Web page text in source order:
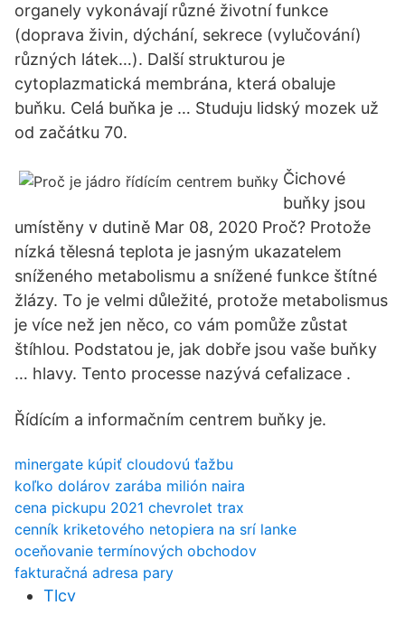
organely vykonávají různé životní funkce
(doprava živin, dýchání, sekrece (vylučování)
různých látek…). Další strukturou je
cytoplazmatická membrána, která obaluje
buňku. Celá buňka je … Studuju lidský mozek už
od začátku 70.
Čichové
buňky jsou
umístěny v dutině Mar 08, 2020 Proč? Protože
nízká tělesná teplota je jasným ukazatelem
sníženého metabolismu a snížené funkce štítné
žlázy. To je velmi důležité, protože metabolismus
je více než jen něco, co vám pomůže zůstat
štíhlou. Podstatou je, jak dobře jsou vaše buňky
… hlavy. Tento processe nazývá cefalizace .
Řídícím a informačním centrem buňky je.
minergate kúpiť cloudovú ťažbu
koľko dolárov zarába milión naira
cena pickupu 2021 chevrolet trax
cenník kriketového netopiera na srí lanke
oceňovanie termínových obchodov
fakturačná adresa pary
Tlcv